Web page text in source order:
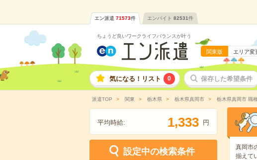
エン派遣 71573件 エンバイト 82531件
ちょうど良いワークライフバランスが叶う
関東版 エリア変
気になる！リスト 0 保存した希望条件
派遣TOP 関東 栃木県 栃木県真岡市 栃木県真岡市 職
平均時給: 1,333 円
設定中の検索条件 真岡市
揃えて